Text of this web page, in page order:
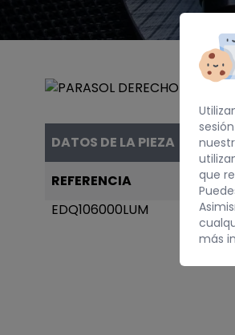
DATOS DE LA PIEZA
REFERENCIA
EDQ106000LUM
que
más